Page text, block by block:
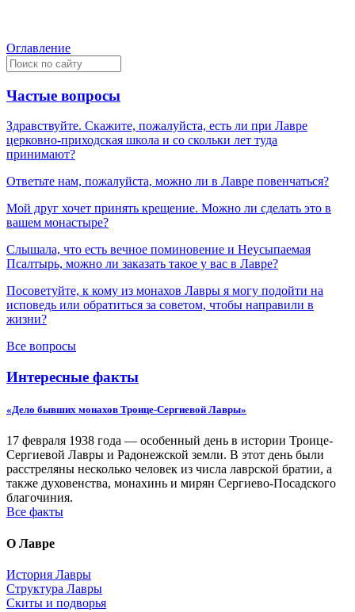
Оглавление
Частые вопросы
Здравствуйте. Скажите, пожалуйста, есть ли при Лавре
церковно-приходская школа и со скольки лет туда
принимают?
Ответьте нам, пожалуйста, можно ли в Лавре повенчаться?
Мой друг хочет принять крещение. Можно ли сделать это в
вашем монастыре?
Слышала, что есть вечное поминовение и Неусыпаемая
Псалтырь, можно ли заказать такое у вас в Лавре?
Посоветуйте, к кому из монахов Лавры я могу подойти на
исповедь или обратиться за советом, чтобы направили в
жизни?
Все вопросы
Интересные факты
«Дело бывших монахов Троице-Сергиевой Лавры»
17 февраля 1938 года — особенный день в истории Троице-
Сергиевой Лавры и Радонежской земли. В этот день были
расстреляны несколько человек из числа лаврской братии, а
также духовенства, монахинь и мирян Сергиево-Посадского
благочиния.
Все факты
О Лавре
История Лавры
Структура Лавры
Скиты и подворья